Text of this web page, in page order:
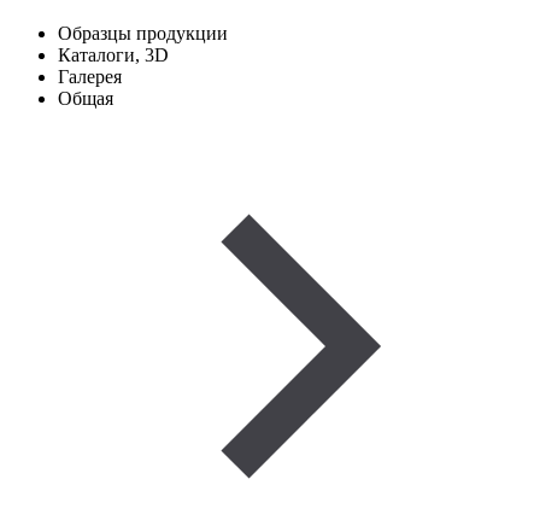
Образцы продукции
Каталоги, 3D
Галерея
Общая